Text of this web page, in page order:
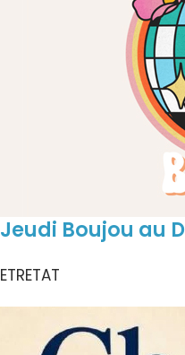
Jeudi Boujou au
ETRETAT